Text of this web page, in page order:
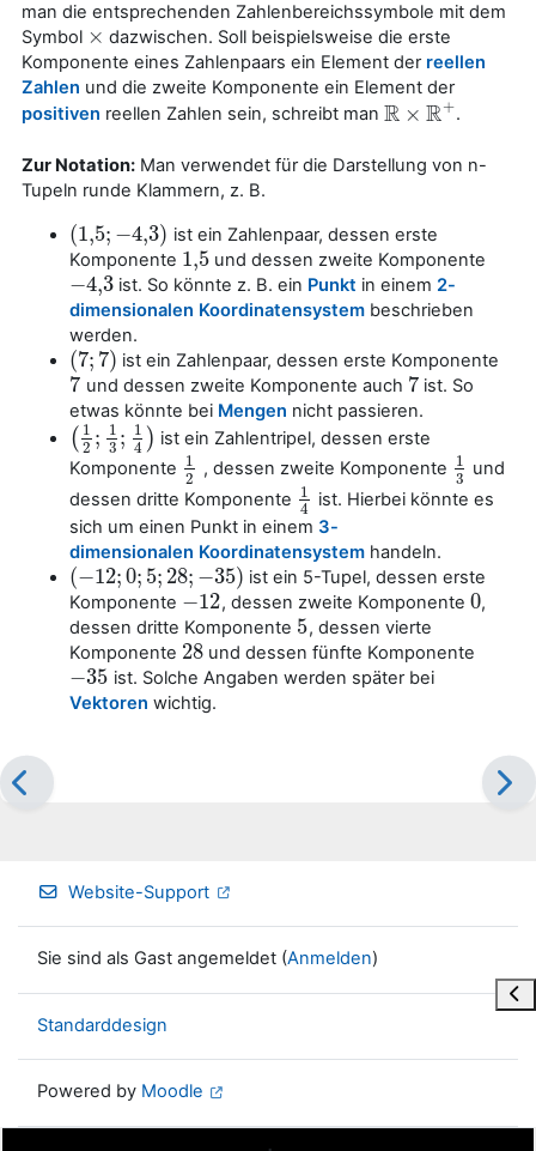
man die entsprechenden Zahlenbereichssymbole mit dem
Symbol ×
× dazwischen. Soll beispielsweise die erste
Komponente eines Zahlenpaars ein Element der reellen
Zahlen und die zweite Komponente ein Element der
positiven reellen Zahlen sein, schreibt man R × R+
R× R+ .
Zur Notation: Man verwendet für die Darstellung von n-
Tupeln runde Klammern, z. B.
(1,5; −4,3)
(1,5;− 4,3)
ist ein Zahlenpaar, dessen erste
Komponente 1,5
1,5 und dessen zweite Komponente
−4,3
−4,3 ist. So könnte z. B. ein Punkt in einem 2-
dimensionalen Koordinatensystem beschrieben
werden.
(7; 7)
(7;7 ) ist ein Zahlenpaar, dessen erste Komponente
7
7 und dessen zweite Komponente auch 7
7 ist. So
etwas könnte bei Mengen nicht passieren.
( 1
2 ; 1
3 ; 1
4 )
( 12; 13;1 4
ist ein Zahlentripel, dessen erste
Komponente 1
2
12 , dessen zweite Komponente 1
3
13 und
dessen dritte Komponente 1
4
14 ist. Hierbei könnte es
sich um einen Punkt in einem 3-
dimensionalen Koordinatensystem handeln.
(−12;0; 5; 28; −35)
( −12;0 ;5; 28 ;−35)
ist ein 5-Tupel, dessen erste
Komponente −12
−12 , dessen zweite Komponente 0
0,
dessen dritte Komponente 5
5, dessen vierte
Komponente 28
28 und dessen fünfte Komponente
−35
−35 ist. Solche Angaben werden später bei
Vektoren wichtig.
Website-Support
Sie sind als Gast angemeldet (Anmelden)
Standarddesign
Powered by Moodle